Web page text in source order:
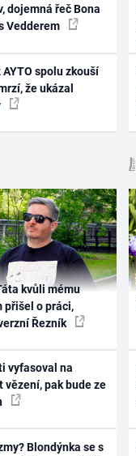
dojemná řeč Bona
Vedderem
spolu zkouší
že ukázal
kvůli mému
přišel o práci,
Řezník
vyfasoval na
vězení, pak bude ze
Blondýnka se s